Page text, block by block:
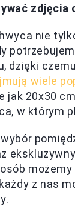
zdjęcia
nie
dzięki
wiele
jak 20x30
w którym
z nas